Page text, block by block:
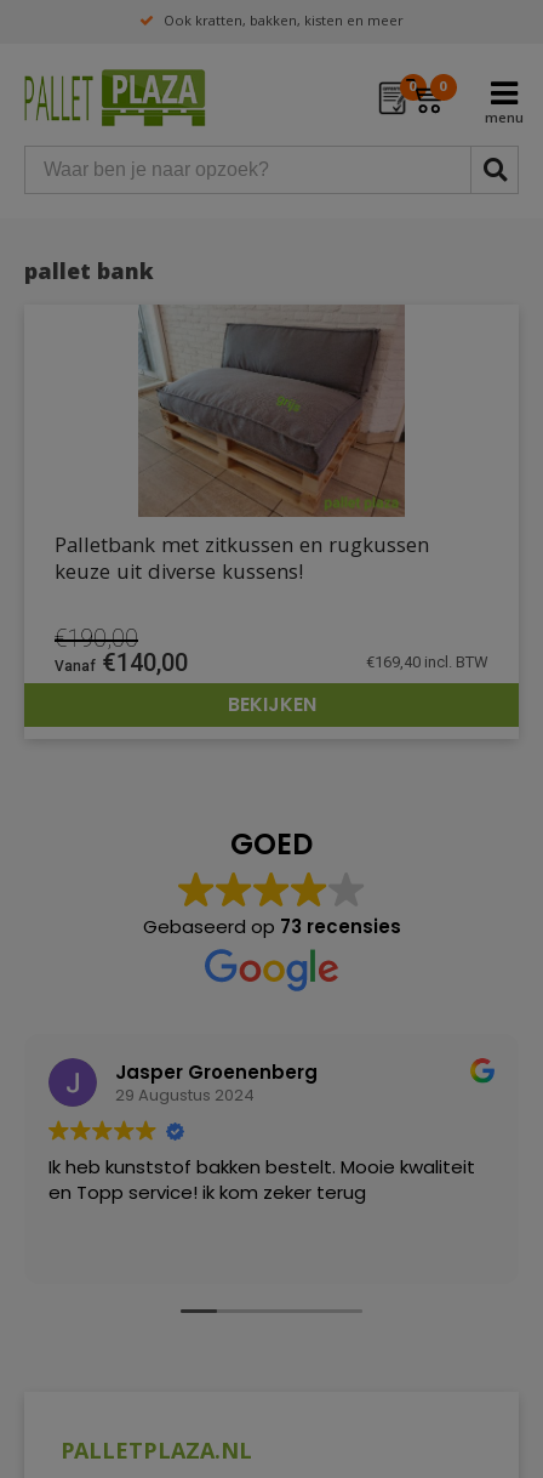
Ook kratten, bakken, kisten en meer
0 0
PALLETPLAZA.NL
pallet bank
DETAILS
Palletbank met zitkussen en rugkussen
keuze uit diverse kussens!
€190,00
Oorspronkelijke
prijs
€190,00.
€140,00Huidige
prijs
€140,00.
€169,40 incl. BTW
BEKIJKEN
GOED
Gebaseerd op 73 recensies
Jasper Groenenberg
29 Augustus 2024
Ik heb kunststof bakken bestelt. Mooie kwaliteit
en Topp service! ik kom zeker terug